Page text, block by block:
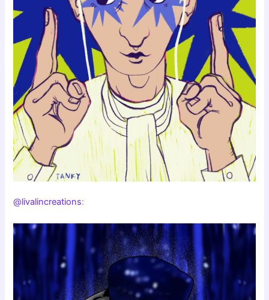
@livalincreations: